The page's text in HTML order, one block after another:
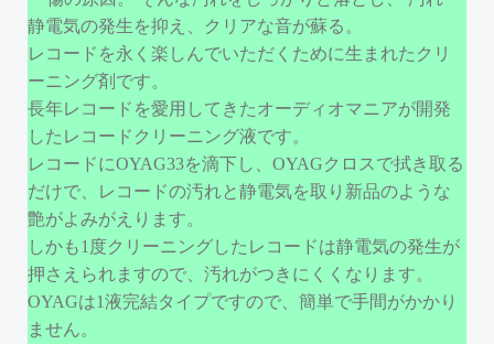
静電気の発生を抑え、クリアな音が蘇る。
レコードを永く楽しんでいただくために生まれたクリ
ーニング剤です。
長年レコードを愛用してきたオーディオマニアが開発
したレコードクリーニング液です。
レコードにOYAG33を滴下し、OYAGクロスで拭き取る
だけで、レコードの汚れと静電気を取り新品のような
艶がよみがえります。
しかも1度クリーニングしたレコードは静電気の発生が
押さえられますので、汚れがつきにくくなります。
OYAGは1液完結タイプですので、簡単で手間がかかり
ません。